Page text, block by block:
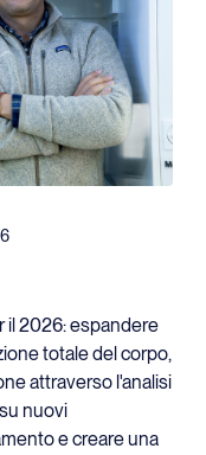
il 2026: espandere
totale del corpo,
attraverso l'analisi
nuovi
e creare una